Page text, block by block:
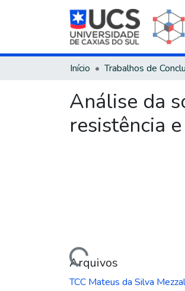
Início
Análise da
resistência
Carregando...Arquivos
TCC Mateus da Silva